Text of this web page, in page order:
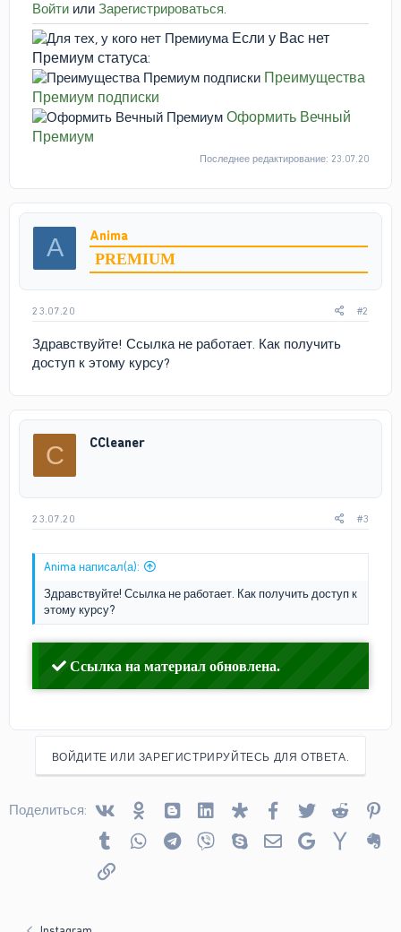
Войти или Зарегистрироваться.
Если у Вас нет
Премиум статуса:
Преимущества
Премиум подписки
Оформить Вечный
Премиум
Последнее редактирование: 23.07.20
A Anima
PREMIUM
23.07.20 #2
Здравствуйте! Ссылка не работает. Как получить
доступ к этому курсу?
C CCleaner
23.07.20 #3
Anima написал(а):
Здравствуйте! Ссылка не работает. Как получить доступ к
этому курсу?
Ссылка на материал обновлена.
ВОЙДИТЕ ИЛИ ЗАРЕГИСТРИРУЙТЕСЬ ДЛЯ ОТВЕТА.
Поделиться: VkontakteOdnoklassniki
Blogger Linked InDiasporaFacebook
TwitterReddit
Tumblr WhatsAppTelegram
Viber SkypeЭлектронная почта
Google Yahoo
Ссылка